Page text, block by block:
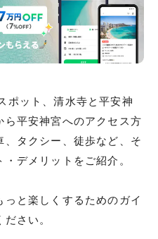
ット、清水寺と平安神
平安神宮へのアクセス方
タクシー、徒歩など、そ
デメリットをご紹介。
と楽しくするためのガイ
さい。